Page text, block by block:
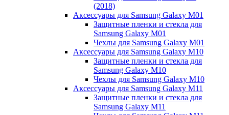
(2018)
Аксессуары для Samsung Galaxy M01
Защитные пленки и стекла для
Samsung Galaxy M01
Чехлы для Samsung Galaxy M01
Аксессуары для Samsung Galaxy M10
Защитные пленки и стекла для
Samsung Galaxy M10
Чехлы для Samsung Galaxy M10
Аксессуары для Samsung Galaxy M11
Защитные пленки и стекла для
Samsung Galaxy M11